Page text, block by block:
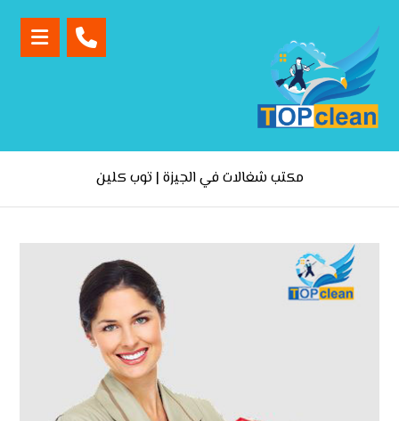
مكتب شغالات في الجيزة | توب كلين